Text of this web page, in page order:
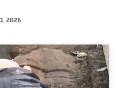
2026